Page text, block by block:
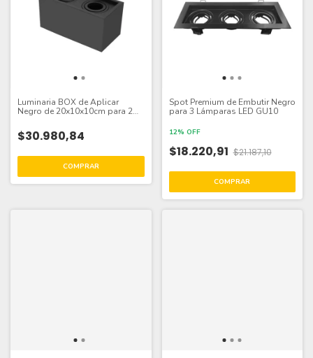
Luminaria BOX de Aplicar
Negro de 20x10x10cm para 2
$30.980,84
Spot Premium de Embutir Negro
para 3 Lámparas LED GU10
12% OFF
$18.220,91 $21.187,10